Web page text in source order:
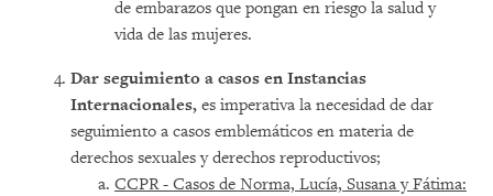
de embarazos que pongan en riesgo la salud y
vida de las mujeres.
Dar seguimiento a casos en Instancias
Internacionales, es imperativa la necesidad de dar
seguimiento a casos emblemáticos en materia de
derechos sexuales y derechos reproductivos;
CCPR - Casos de Norma, Lucía, Susana y Fátima: